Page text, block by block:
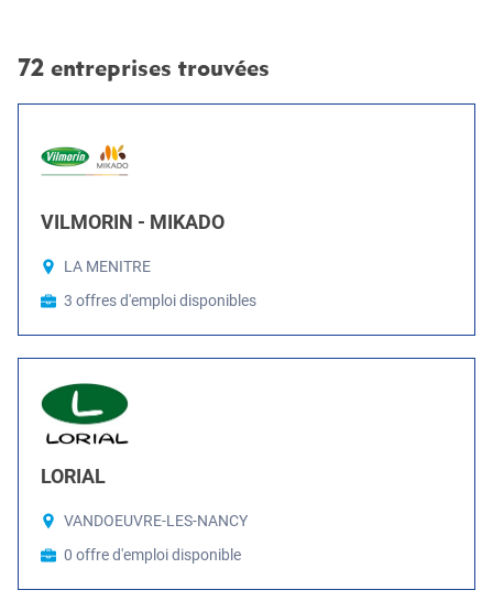
72 entreprises trouvées
VILMORIN - MIKADO
LA MENITRE
3 offres d'emploi disponibles
LORIAL
VANDOEUVRE-LES-NANCY
0 offre d'emploi disponible